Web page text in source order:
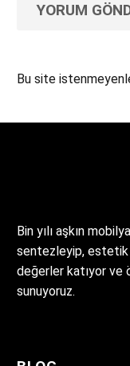
YORUM
Bu site
Bin yılı aşkın
sentezleyip, estetik
değerler katıyor ve
sunuyoruz.